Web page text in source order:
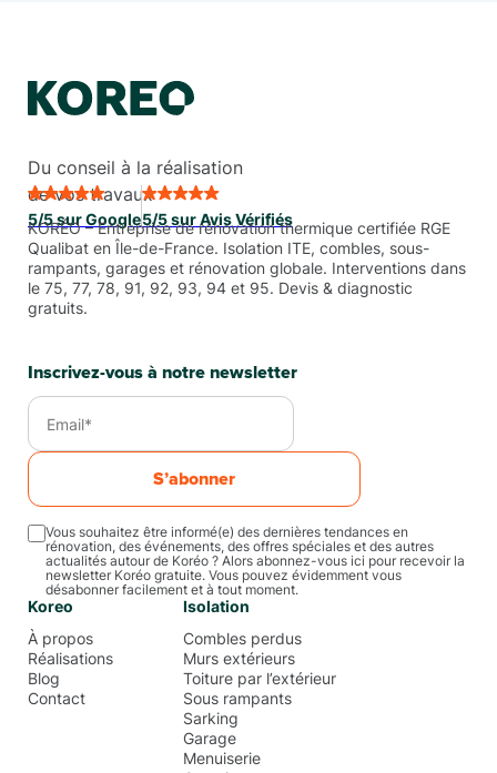
Du conseil à la réalisation
de vos travaux
5/5 sur Google5/5 sur Avis Vérifiés
KORÉO – Entreprise de rénovation thermique certifiée RGE
Qualibat en Île-de-France. Isolation ITE, combles, sous-
rampants, garages et rénovation globale. Interventions dans
le 75, 77, 78, 91, 92, 93, 94 et 95. Devis & diagnostic
gratuits.
Inscrivez-vous à notre newsletter
S’abonner
Vous souhaitez être informé(e) des dernières tendances en
rénovation, des événements, des offres spéciales et des autres
actualités autour de Koréo ? Alors abonnez-vous ici pour recevoir la
newsletter Koréo gratuite. Vous pouvez évidemment vous
désabonner facilement et à tout moment.
Koreo
À propos
Réalisations
Blog
Contact
Isolation
Combles perdus
Murs extérieurs
Toiture par l’extérieur
Sous rampants
Sarking
Garage
Menuiserie